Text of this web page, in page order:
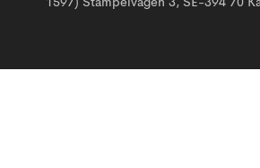
1597) Stämpelvägen 3, SE-394 70